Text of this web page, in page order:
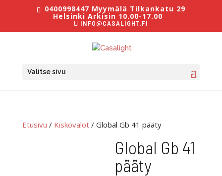
0400998447 Myymälä Tilkankatu 29
Helsinki Arkisin 10.00-17.00
INFO@CASALIGHT.FI
Valitse sivu
Etusivu / Kiskovalot/ Global Gb 41 pääty
Global Gb 41
pääty